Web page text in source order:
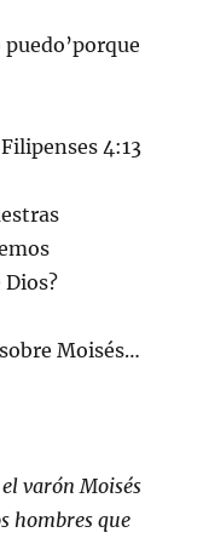
4:13
Moisés…
varón Moisés
hombres que